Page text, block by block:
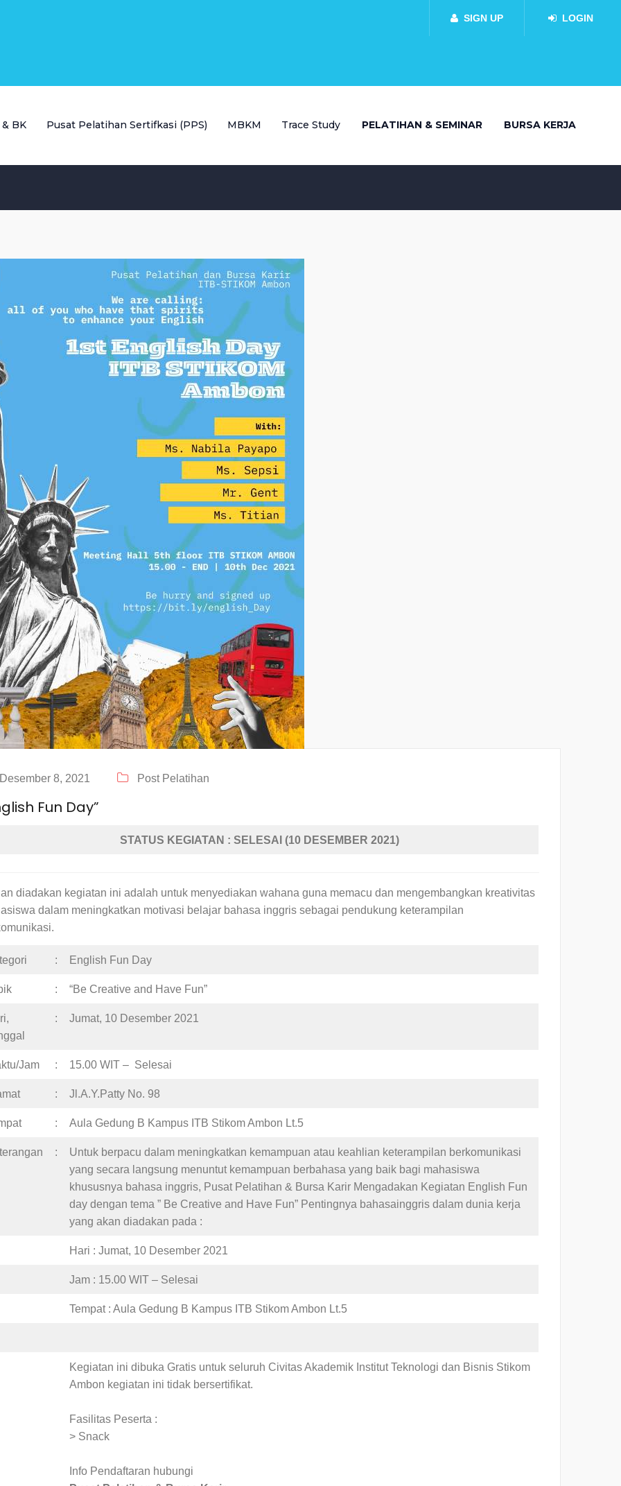
SIGN UP LOGIN
BK Pusat Pelatihan Sertifkasi (PPS) MBKM Trace Study PELATIHAN & SEMINAR BURSA KERJA
Desember 8, 2021 Post Pelatihan
Fun Day”
STATUS KEGIATAN : SELESAI (10 DESEMBER 2021)
diadakan kegiatan ini adalah untuk menyediakan wahana guna memacu dan mengembangkan kreativitas
dalam meningkatkan motivasi belajar bahasa inggris sebagai pendukung keterampilan
: English Fun Day
: “Be Creative and Have Fun”
: Jumat, 10 Desember 2021
Jam : 15.00 WIT – Selesai
: Jl.A.Y.Patty No. 98
: Aula Gedung B Kampus ITB Stikom Ambon Lt.5
:
Untuk berpacu dalam meningkatkan kemampuan atau keahlian keterampilan berkomunikasi
yang secara langsung menuntut kemampuan berbahasa yang baik bagi mahasiswa
khususnya bahasa inggris, Pusat Pelatihan & Bursa Karir Mengadakan Kegiatan English Fun
day dengan tema ” Be Creative and Have Fun” Pentingnya bahasainggris dalam dunia kerja
yang akan diadakan pada :
Hari : Jumat, 10 Desember 2021
Jam : 15.00 WIT – Selesai
Tempat : Aula Gedung B Kampus ITB Stikom Ambon Lt.5
Kegiatan ini dibuka Gratis untuk seluruh Civitas Akademik Institut Teknologi dan Bisnis Stikom
Ambon kegiatan ini tidak bersertifikat.
Fasilitas Peserta :
> Snack
Info Pendaftaran hubungi